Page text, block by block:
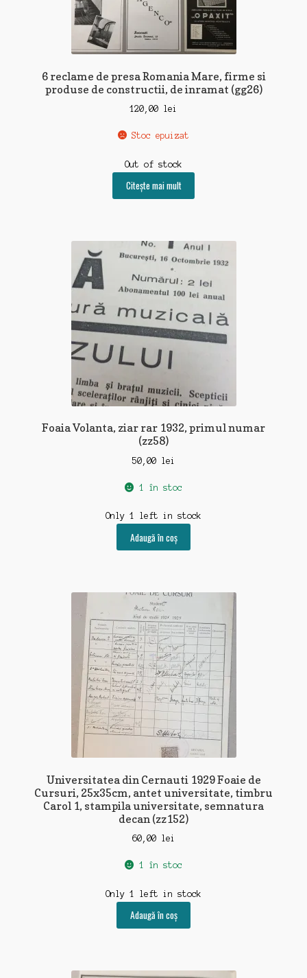
6 reclame de presa Romania Mare, firme si
produse de constructii, de inramat (gg26)
120,00 lei
Stoc epuizat
Out of stock
Citește mai mult
Foaia Volanta, ziar rar 1932, primul numar
(zz58)
50,00 lei
1 în stoc
Only 1 left in stock
Adaugă în coș
Universitatea din Cernauti 1929 Foaie de
Cursuri, 25x35cm, antet universitate, timbru
Carol 1, stampila universitate, semnatura
decan (zz152)
60,00 lei
1 în stoc
Only 1 left in stock
Adaugă în coș